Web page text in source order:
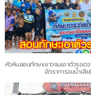
หัวหินสอนทักษะเยาวชนเอาตัวรอด
อัตราการจมน้ำเสี